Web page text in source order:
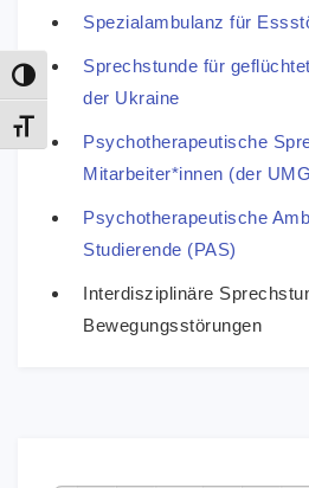
Umschalten auf hohe Kontraste
Schrift vergrößern
Spezialambulanz für
Sprechstunde für
der Ukraine
Psychotherapeutische
Mitarbeiter*innen (der
Psychotherapeutische
Studierende (PAS)
Interdisziplinäre
Bewegungsstörungen